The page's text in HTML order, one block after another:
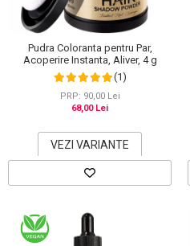
Pudra Coloranta pentru Par,
Acoperire Instanta, Aliver, 4 g
(1)
PRP: 90,00 Lei
68,00 Lei
VEZI VARIANTE